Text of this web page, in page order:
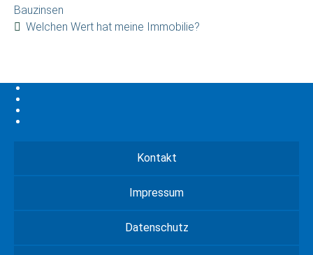
Bauzinsen
Welchen Wert hat meine Immobilie?
Kontakt
Impressum
Datenschutz